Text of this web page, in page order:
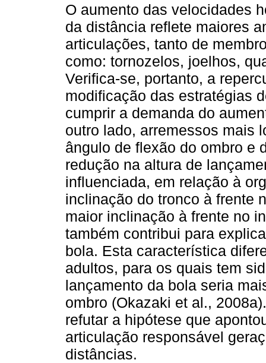
O aumento das velocidades
da distância reflete maiores
articulações, tanto de
como: tornozelos, joelhos,
Verifica-se, portanto, a
modificação das estratégias
cumprir a demanda do
outro lado, arremessos mais
ângulo de flexão do ombro e
redução na altura de
influenciada, em relação à
inclinação do tronco à frente
maior inclinação à frente no
também contribui para
bola. Esta característica
adultos, para os quais tem
lançamento da bola seria
ombro (Okazaki et al.,
refutar a hipótese que
articulação responsável
distâncias.